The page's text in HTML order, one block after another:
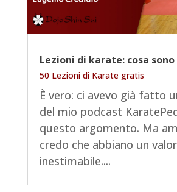
Lezioni di karate: cosa
50 Lezioni di Karate gratis
È vero: ci avevo già fatto
del mio podcast
questo argomento. Ma
credo che abbiano un
inestimabile....